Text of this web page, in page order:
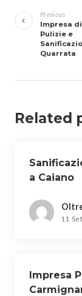
articoli
Previous
Impresa di
Pulizie e
Quarrata
Related
a Caiano
11
Impresa